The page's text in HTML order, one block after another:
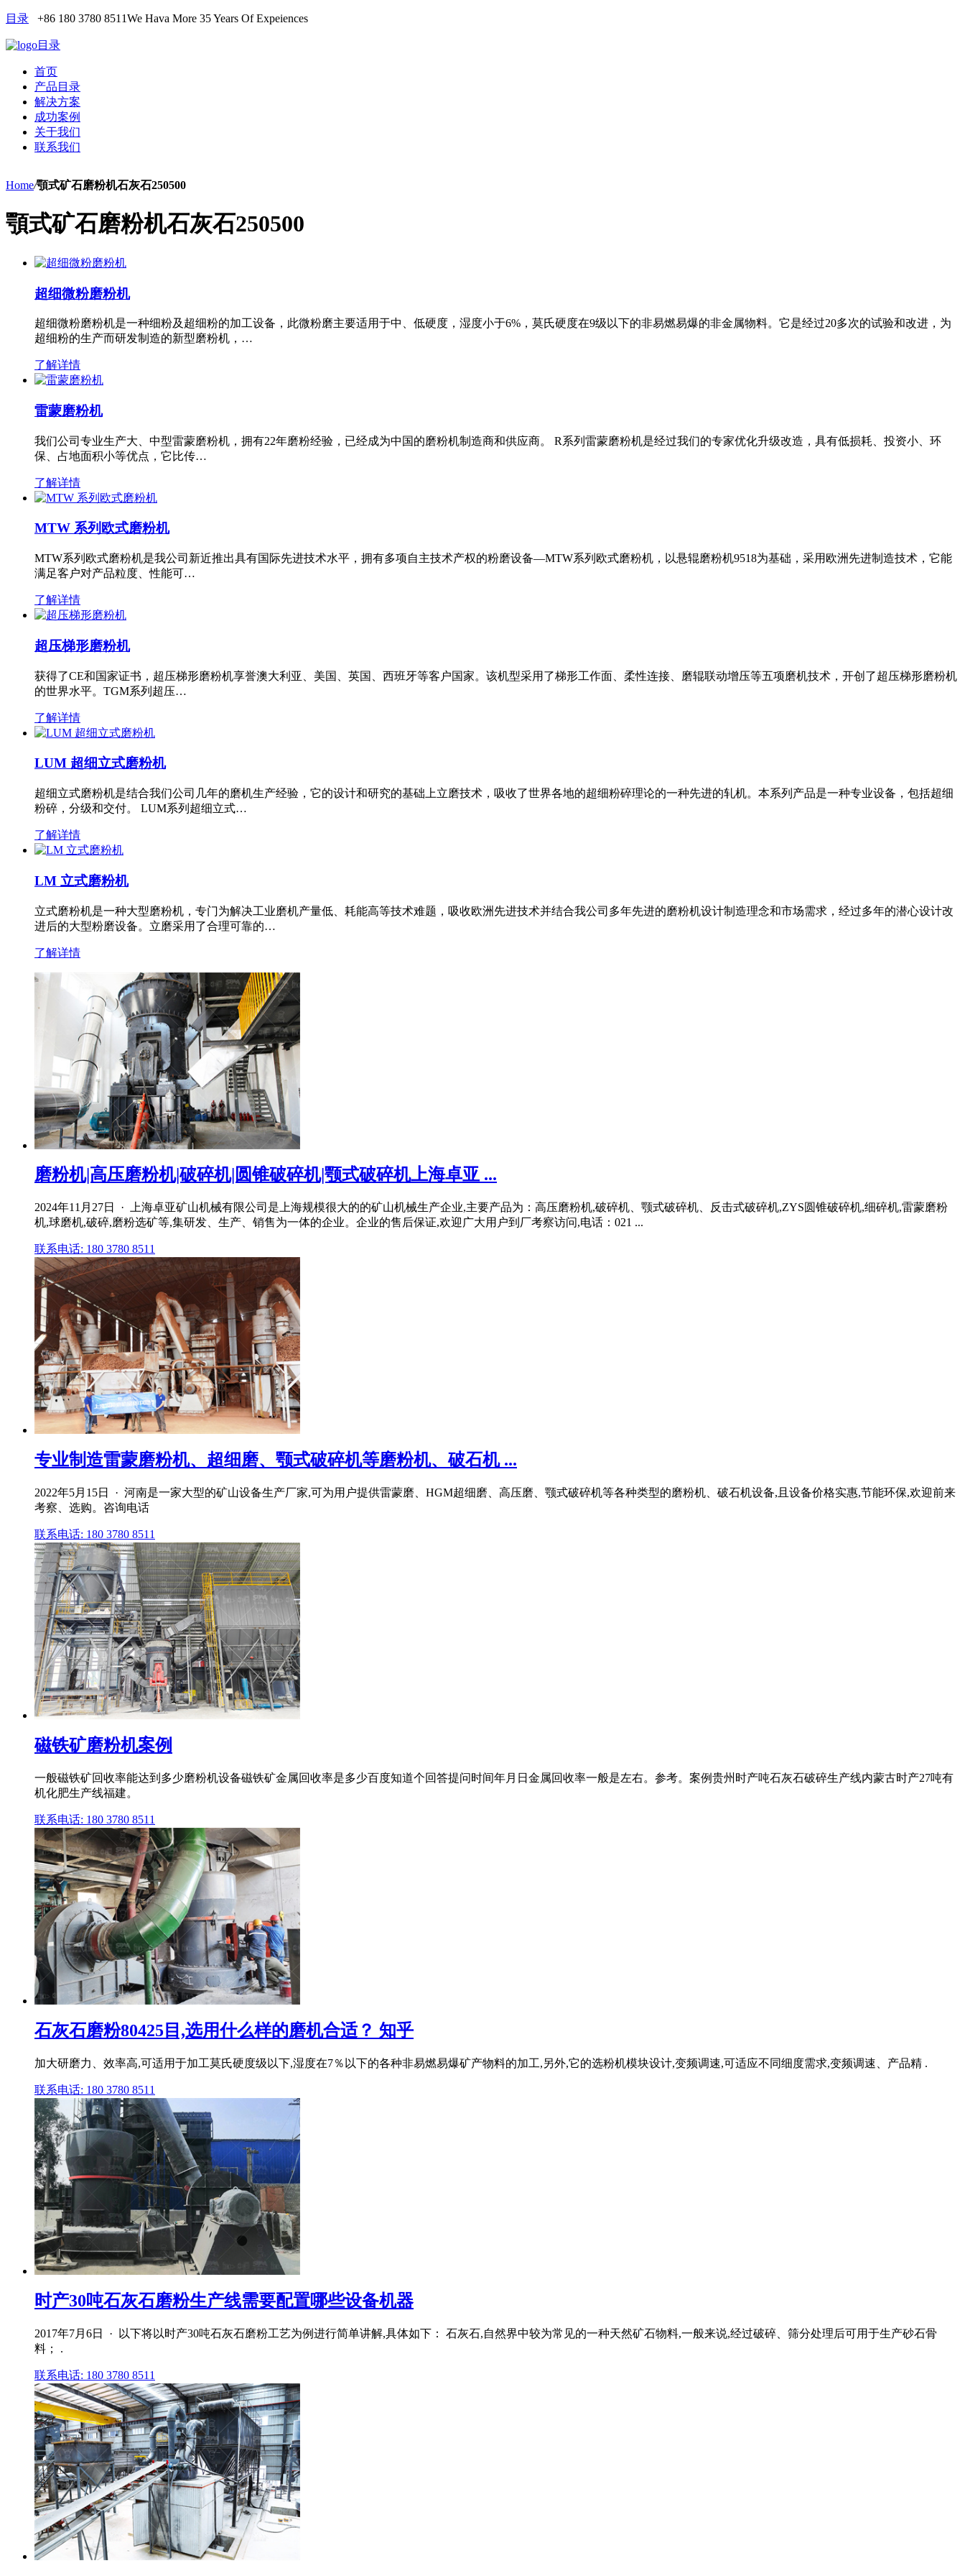
目录 +86 180 3780 8511We Hava More 35 Years Of Expeiences
目录
首页
产品目录
解决方案
成功案例
关于我们
联系我们
Home/顎式矿石磨粉机石灰石250500
顎式矿石磨粉机石灰石250500
超细微粉磨粉机
超细微粉磨粉机是一种细粉及超细粉的加工设备，此微粉磨主要适用于中、低硬度，湿度小于6%，莫氏硬度在9级以下的非易燃易爆的非金属物料。它是经过20多次的试验和改进，为
超细粉的生产而研发制造的新型磨粉机，…
了解详情
雷蒙磨粉机
我们公司专业生产大、中型雷蒙磨粉机，拥有22年磨粉经验，已经成为中国的磨粉机制造商和供应商。 R系列雷蒙磨粉机是经过我们的专家优化升级改造，具有低损耗、投资小、环
保、占地面积小等优点，它比传…
了解详情
MTW 系列欧式磨粉机
MTW系列欧式磨粉机是我公司新近推出具有国际先进技术水平，拥有多项自主技术产权的粉磨设备—MTW系列欧式磨粉机，以悬辊磨粉机9518为基础，采用欧洲先进制造技术，它能
满足客户对产品粒度、性能可…
了解详情
超压梯形磨粉机
获得了CE和国家证书，超压梯形磨粉机享誉澳大利亚、美国、英国、西班牙等客户国家。该机型采用了梯形工作面、柔性连接、磨辊联动增压等五项磨机技术，开创了超压梯形磨粉机
的世界水平。TGM系列超压…
了解详情
LUM 超细立式磨粉机
超细立式磨粉机是结合我们公司几年的磨机生产经验，它的设计和研究的基础上立磨技术，吸收了世界各地的超细粉碎理论的一种先进的轧机。本系列产品是一种专业设备，包括超细
粉碎，分级和交付。 LUM系列超细立式…
了解详情
LM 立式磨粉机
立式磨粉机是一种大型磨粉机，专门为解决工业磨机产量低、耗能高等技术难题，吸收欧洲先进技术并结合我公司多年先进的磨粉机设计制造理念和市场需求，经过多年的潜心设计改
进后的大型粉磨设备。立磨采用了合理可靠的…
了解详情
磨粉机|高压磨粉机|破碎机|圆锥破碎机|颚式破碎机上海卓亚 ...
2024年11月27日 · 上海卓亚矿山机械有限公司是上海规模很大的的矿山机械生产企业,主要产品为：高压磨粉机,破碎机、颚式破碎机、反击式破碎机,ZYS圆锥破碎机,细碎机,雷蒙磨粉
机,球磨机,破碎,磨粉选矿等,集研发、生产、销售为一体的企业。企业的售后保证,欢迎广大用户到厂考察访问,电话：021 ...
联系电话: 180 3780 8511
专业制造雷蒙磨粉机、超细磨、颚式破碎机等磨粉机、破石机 ...
2022年5月15日 · 河南是一家大型的矿山设备生产厂家,可为用户提供雷蒙磨、HGM超细磨、高压磨、颚式破碎机等各种类型的磨粉机、破石机设备,且设备价格实惠,节能环保,欢迎前来
考察、选购。咨询电话
联系电话: 180 3780 8511
磁铁矿磨粉机案例
一般磁铁矿回收率能达到多少磨粉机设备磁铁矿金属回收率是多少百度知道个回答提问时间年月日金属回收率一般是左右。参考。案例贵州时产吨石灰石破碎生产线内蒙古时产27吨有
机化肥生产线福建。
联系电话: 180 3780 8511
石灰石磨粉80425目,选用什么样的磨机合适？ 知乎
加大研磨力、效率高,可适用于加工莫氏硬度级以下,湿度在7％以下的各种非易燃易爆矿产物料的加工,另外,它的选粉机模块设计,变频调速,可适应不同细度需求,变频调速、产品精 .
联系电话: 180 3780 8511
时产30吨石灰石磨粉生产线需要配置哪些设备机器
2017年7月6日 · 以下将以时产30吨石灰石磨粉工艺为例进行简单讲解,具体如下： 石灰石,自然界中较为常见的一种天然矿石物料,一般来说,经过破碎、筛分处理后可用于生产砂石骨
料； .
联系电话: 180 3780 8511